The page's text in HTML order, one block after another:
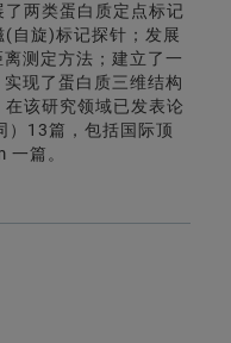
两类蛋白质定点标记
自旋)标记探针；发展
测定方法；建立了一
现了蛋白质三维结构
该研究领域已发表论
）13篇，包括国际顶
篇。